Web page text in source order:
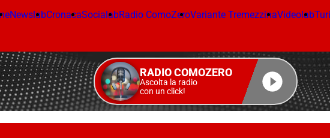
NewslabCronacaSocialabRadio ComoZeroVariante TremezzinaVideolab
RADIO COMOZERO
Ascolta la radio
con un click!